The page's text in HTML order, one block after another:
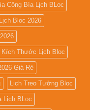
Công Bìa Lịch BLoc
Bloc 2026
Kích Thước Lịch Bloc
Giá Rẻ
Lịch Treo Tường Bloc
Lịch BLoc